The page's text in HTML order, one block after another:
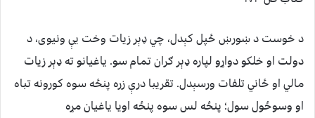
د خوست د ښورښ ځپل کېدل، چي ډېر زیات وخت یې ونیوی، د
دولت او خلکو دواړو لپاره ډېر ګران تمام سو. یاغیانو ته ډېر زیات
مالي او ځاني تلفات ورسېدل. تقریبا درې زره پنځه سوه کورونه تباه
او وسوځول سول؛ پنځه لس سوه پنځه اویا یاغیان مړه